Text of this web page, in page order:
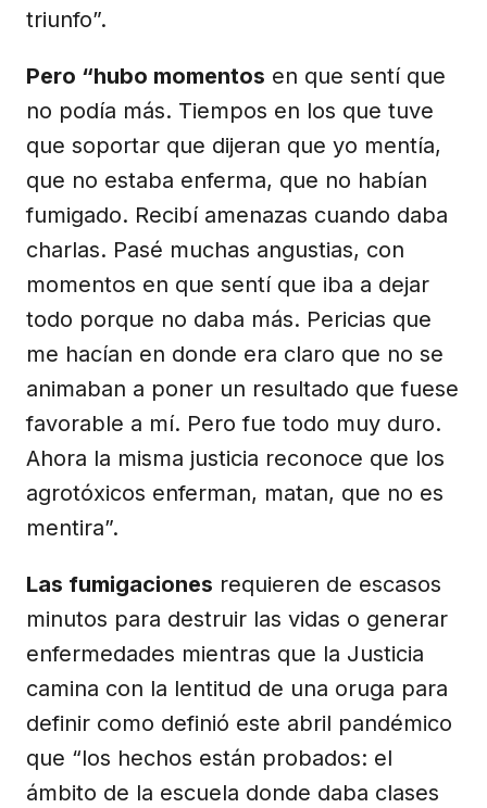
triunfo”.
Pero “hubo momentos en que sentí que
no podía más. Tiempos en los que tuve
que soportar que dijeran que yo mentía,
que no estaba enferma, que no habían
fumigado. Recibí amenazas cuando daba
charlas. Pasé muchas angustias, con
momentos en que sentí que iba a dejar
todo porque no daba más. Pericias que
me hacían en donde era claro que no se
animaban a poner un resultado que fuese
favorable a mí. Pero fue todo muy duro.
Ahora la misma justicia reconoce que los
agrotóxicos enferman, matan, que no es
mentira”.
Las fumigaciones requieren de escasos
minutos para destruir las vidas o generar
enfermedades mientras que la Justicia
camina con la lentitud de una oruga para
definir como definió este abril pandémico
que “los hechos están probados: el
ámbito de la escuela donde daba clases